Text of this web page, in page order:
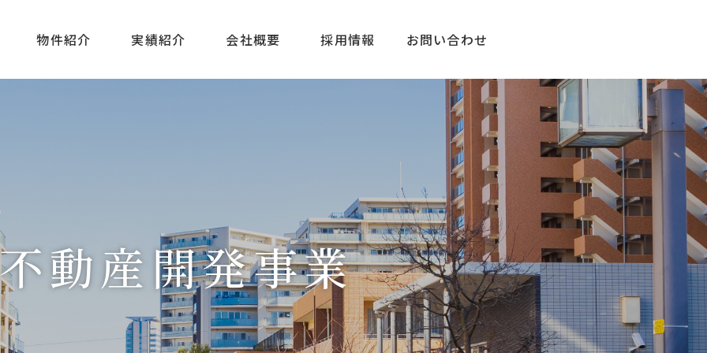
物件紹介 実績紹介 会社概要 採用情報 お問い合わせ
動産開発事業